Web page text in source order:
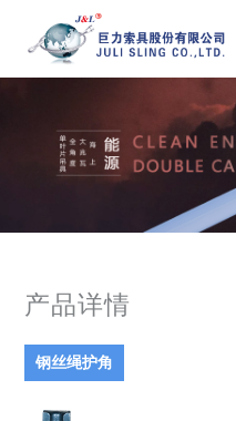
产品详情
钢丝绳护角